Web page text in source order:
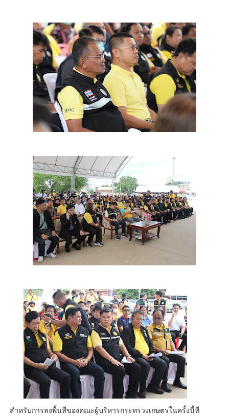
สำหรับการลงพื้นที่ของคณะผู้บริหารกระทรวงเกษตรในครั้งนี้ที่